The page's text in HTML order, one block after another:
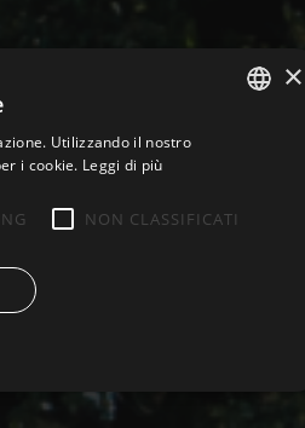
×
Utilizzando il nostro
i cookie. Leggi di più
NON CLASSIFICATI